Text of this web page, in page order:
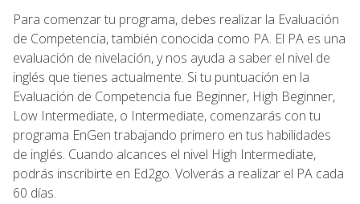
Para comenzar tu programa, debes realizar la Evaluación
de Competencia, también conocida como PA. El PA es una
evaluación de nivelación, y nos ayuda a saber el nivel de
inglés que tienes actualmente. Si tu puntuación en la
Evaluación de Competencia fue Beginner, High Beginner,
Low Intermediate, o Intermediate, comenzarás con tu
programa EnGen trabajando primero en tus habilidades
de inglés. Cuando alcances el nivel High Intermediate,
podrás inscribirte en Ed2go. Volverás a realizar el PA cada
60 días.